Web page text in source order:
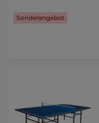
Sonderangebot